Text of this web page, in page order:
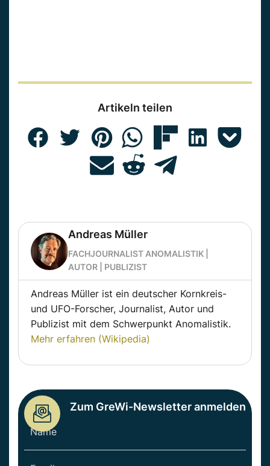
Artikeln teilen
Andreas Müller
FACHJOURNALIST ANOMALISTIK |
AUTOR | PUBLIZIST
Andreas Müller ist ein deutscher Kornkreis-
und UFO-Forscher, Journalist, Autor und
Publizist mit dem Schwerpunkt Anomalistik.
Mehr erfahren (Wikipedia)
Zum GreWi-Newsletter anmelden